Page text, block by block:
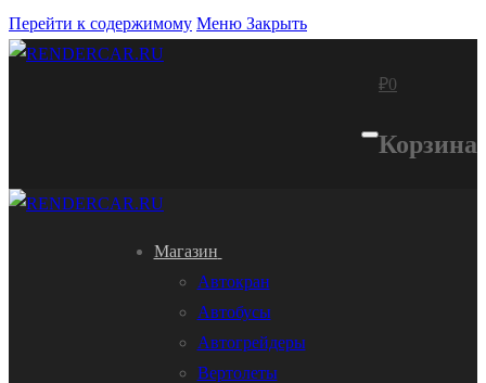
Перейти к содержимому Меню Закрыть
₽0
Корзина
Магазин
Автокран
Автобусы
Автогрейдеры
Вертолеты